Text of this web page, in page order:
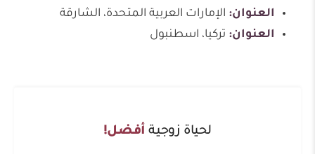
العنوان: الإمارات العربية المتحدة، الشارقة
العنوان: تركيا، اسطنبول
لحياة زوجية أفضل!